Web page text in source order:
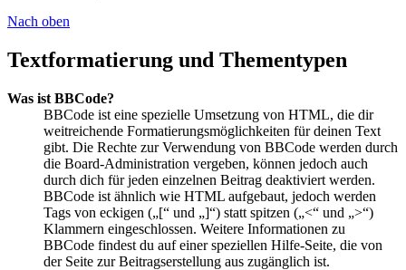
Nach oben
Textformatierung und Thementypen
Was ist BBCode?
BBCode ist eine spezielle Umsetzung von HTML, die dir
weitreichende Formatierungsmöglichkeiten für deinen Text
gibt. Die Rechte zur Verwendung von BBCode werden durch
die Board-Administration vergeben, können jedoch auch
durch dich für jeden einzelnen Beitrag deaktiviert werden.
BBCode ist ähnlich wie HTML aufgebaut, jedoch werden
Tags von eckigen („[“ und „]“) statt spitzen („<“ und „>“)
Klammern eingeschlossen. Weitere Informationen zu
BBCode findest du auf einer speziellen Hilfe-Seite, die von
der Seite zur Beitragserstellung aus zugänglich ist.